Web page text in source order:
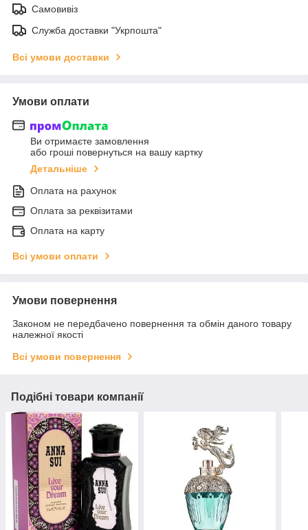
Самовивіз
Служба доставки "Укрпошта"
Всі умови доставки
Умови оплати
Ви отримаєте замовлення
або гроші повернуться на вашу картку
Детальніше
Оплата на рахунок
Оплата за реквізитами
Оплата на карту
Всі умови оплати
Умови повернення
Законом не передбачено повернення та обмін даного товару
належної якості
Всі умови повернення
Подібні товари компанії